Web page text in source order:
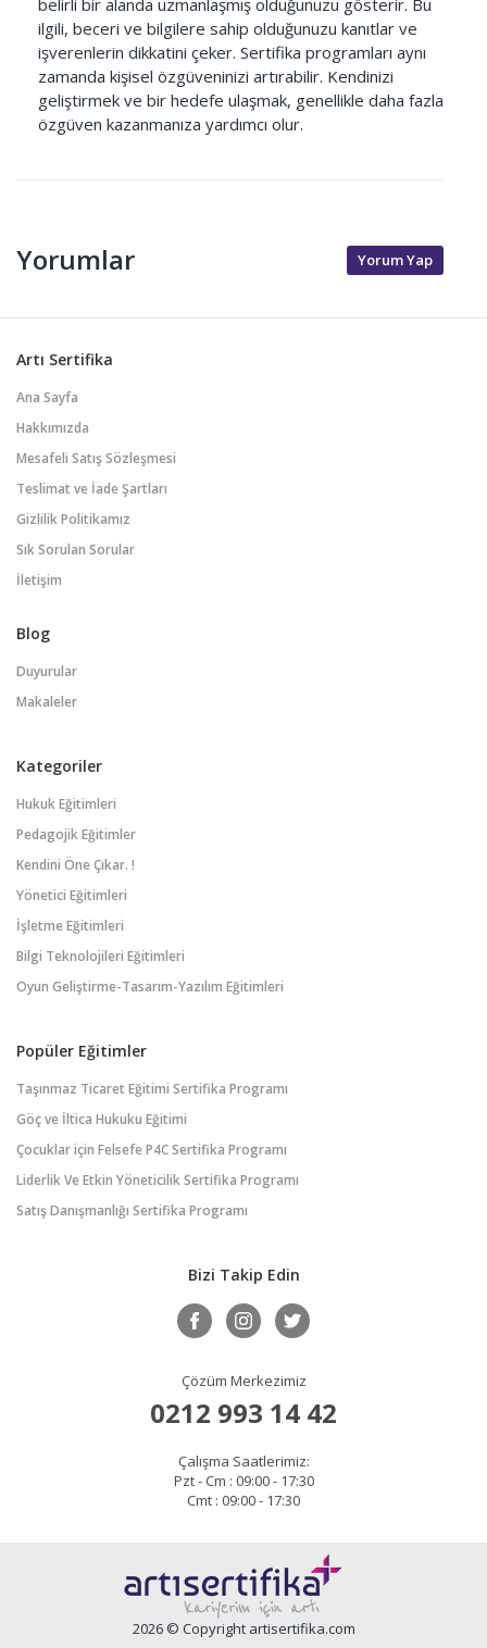
belirli bir alanda uzmanlaşmış olduğunuzu gösterir. Bu
ilgili, beceri ve bilgilere sahip olduğunuzu kanıtlar ve
işverenlerin dikkatini çeker. Sertifika programları aynı
zamanda kişisel özgüveninizi artırabilir. Kendinizi
geliştirmek ve bir hedefe ulaşmak, genellikle daha fazla
özgüven kazanmanıza yardımcı olur.
Yorumlar Yorum Yap
Artı Sertifika
Ana Sayfa
Hakkımızda
Mesafeli Satış Sözleşmesi
Teslimat ve İade Şartları
Gizlilik Politikamız
Sık Sorulan Sorular
İletişim
Blog
Duyurular
Makaleler
Kategoriler
Hukuk Eğitimleri
Pedagojik Eğitimler
Kendini Öne Çıkar. !
Yönetici Eğitimleri
İşletme Eğitimleri
Bilgi Teknolojileri Eğitimleri
Oyun Geliştirme-Tasarım-Yazılım Eğitimleri
Popüler Eğitimler
Taşınmaz Ticaret Eğitimi Sertifika Programı
Göç ve İltica Hukuku Eğitimi
Çocuklar için Felsefe P4C Sertifika Programı
Liderlik Ve Etkin Yöneticilik Sertifika Programı
Satış Danışmanlığı Sertifika Programı
Bizi Takip Edin
Çözüm Merkezimiz
0212 993 14 42
Çalışma Saatlerimiz:
Pzt - Cm : 09:00 - 17:30
Cmt : 09:00 - 17:30
2026 © Copyright artisertifika.com